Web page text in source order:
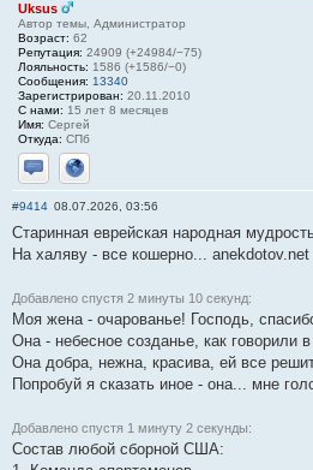
Uksus
Автор темы, Администратор
Возраст: 62
Репутация: 24909 (+24984/−75)
Лояльность: 1586 (+1586/−0)
Сообщения: 13340
Зарегистрирован: 20.11.2010
С нами: 15 лет 8 месяцев
Имя: Сергей
Откуда: СПб
Отправить личное сообщение
Сайт
#9414 08.07.2026, 03:56
Старинная еврейская народная
На халяву - все кошерно... anekdotov.net
Добавлено спустя 2 минуты 10 секунд:
Моя жена - очарованье! Господь,
Она - небесное созданье, как говорили в
Она добра, нежна, красива, ей все
Попробуй я сказать иное - она... мне
Добавлено спустя 1 минуту 2 секунды:
Состав любой сборной США: